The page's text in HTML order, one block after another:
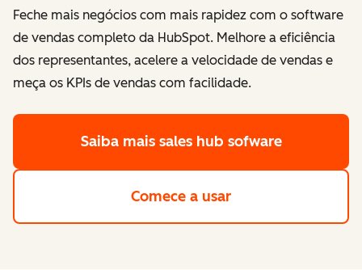
Feche mais negócios com mais rapidez com o software
de vendas completo da HubSpot. Melhore a eficiência
dos representantes, acelere a velocidade de vendas e
meça os KPIs de vendas com facilidade.
Saiba mais sales hub sofware
Comece a usar